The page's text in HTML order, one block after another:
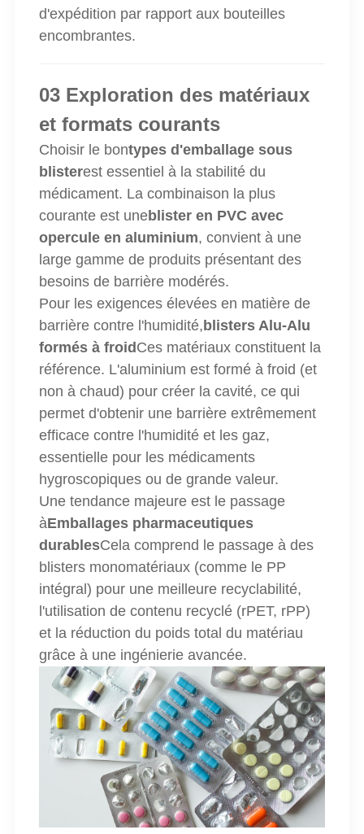
d'expédition par rapport aux bouteilles
encombrantes.
03 Exploration des matériaux
et formats courants
Choisir le bontypes d'emballage sous
blisterest essentiel à la stabilité du
médicament. La combinaison la plus
courante est uneblister en PVC avec
opercule en aluminium, convient à une
large gamme de produits présentant des
besoins de barrière modérés.
Pour les exigences élevées en matière de
barrière contre l'humidité, blisters Alu-Alu
formés à froid Ces matériaux constituent la
référence. L'aluminium est formé à froid (et
non à chaud) pour créer la cavité, ce qui
permet d'obtenir une barrière extrêmement
efficace contre l'humidité et les gaz,
essentielle pour les médicaments
hygroscopiques ou de grande valeur.
Une tendance majeure est le passage
àEmballages pharmaceutiques
durablesCela comprend le passage à des
blisters monomatériaux (comme le PP
intégral) pour une meilleure recyclabilité,
l'utilisation de contenu recyclé (rPET, rPP)
et la réduction du poids total du matériau
grâce à une ingénierie avancée.